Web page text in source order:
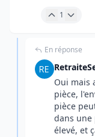
1
En réponse
Oui mais
pièce,
pièce
dans une
élevé, et